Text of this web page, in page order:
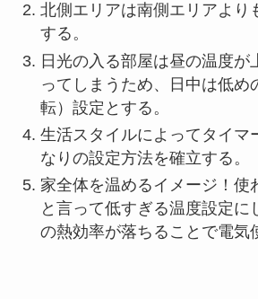
北側エリアは南側エリアより
する。
日光の入る部屋は昼の温度が
ってしまうため、日中は低め
転）設定とする。
生活スタイルによってタイマ
なりの設定方法を確立する。
家全体を温めるイメージ！使
と言って低すぎる温度設定に
の熱効率が落ちることで電気